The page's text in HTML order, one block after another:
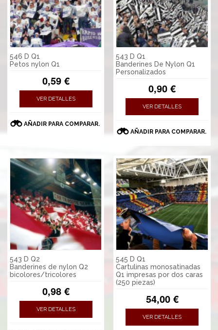
546 D Q1
Petos nylon Q1
0,59 €
VER DETALLES
AÑADIR PARA COMPARAR.
543 D Q1
Banderines De Nylon Q1
Personalizados
0,90 €
VER DETALLES
AÑADIR PARA COMPARAR.
543 D Q2
Banderines de nylon Q2
bicolores/tricolores
0,98 €
VER DETALLES
545 D Q1
Cartulinas monosatinadas
Q1 impresas por dos caras
(250 piezas)
54,00 €
VER DETALLES